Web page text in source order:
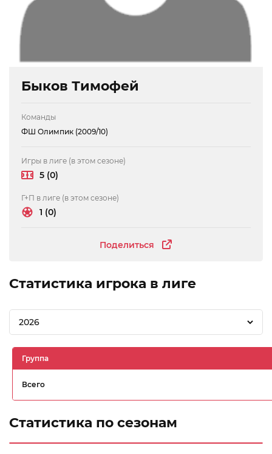
Быков Тимофей
Поделиться
Команды
ФШ Олимпик (2009/10)
Игры в лиге (в этом сезоне)
5 (0)
Г+П в лиге (в этом сезоне)
1 (0)
Статистика игрока в лиге
2026
Группа
Всего
Статистика по сезонам